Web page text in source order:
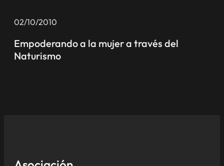
02/10/2010
Empoderando a la mujer a través del
Naturismo